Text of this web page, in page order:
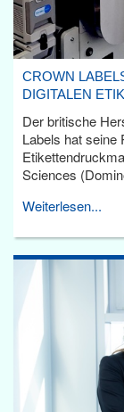
CROWN
DIGITALEN
Der britische
Labels hat seine
Sciences
Weiterlesen...